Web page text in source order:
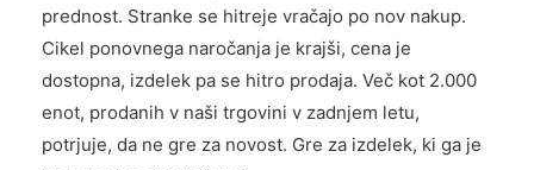
prednost. Stranke se hitreje vračajo po nov nakup.
Cikel ponovnega naročanja je krajši, cena je
dostopna, izdelek pa se hitro prodaja. Več kot 2.000
enot, prodanih v naši trgovini v zadnjem letu,
potrjuje, da ne gre za novost. Gre za izdelek, ki ga je